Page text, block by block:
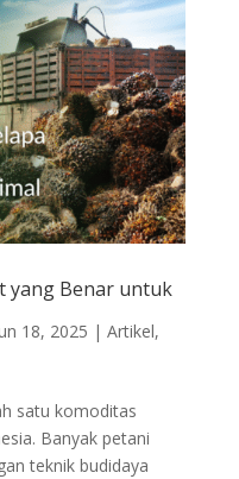
yang Benar untuk
18, 2025 | Artikel,
satu komoditas
Banyak petani
teknik budidaya